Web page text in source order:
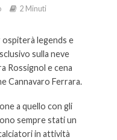
2 Minuti
ospiterà legends e
sulla neve
Rossignol e cena
Cannavaro Ferrara.
a quello con gli
sempre stati un
in attività